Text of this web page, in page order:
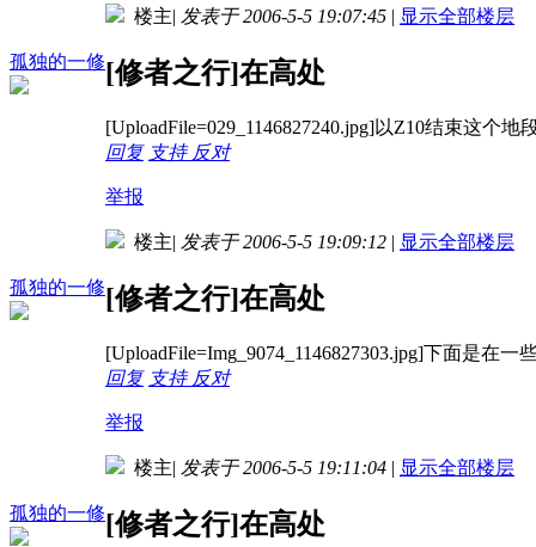
孤独的一修
楼主| 发表于 2006-5-5 19:07:45 | 显示全部楼层
[修者之行]在高处
[UploadFile=029_1146827240.jpg]以Z10结束这个地
回复 支持 反对
举报
孤独的一修
楼主| 发表于 2006-5-5 19:09:12 | 显示全部楼层
[修者之行]在高处
[UploadFile=Img_9074_1146827303.jpg]下面是在一
回复 支持 反对
举报
孤独的一修
楼主| 发表于 2006-5-5 19:11:04 | 显示全部楼层
[修者之行]在高处